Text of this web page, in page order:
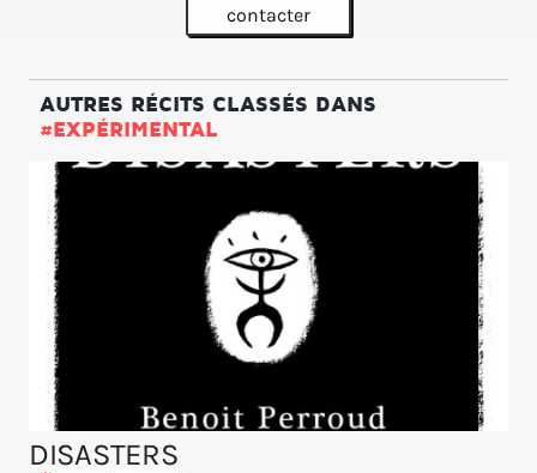
contacter
AUTRES RÉCITS CLASSÉS DANS
#EXPÉRIMENTAL
DISASTERS